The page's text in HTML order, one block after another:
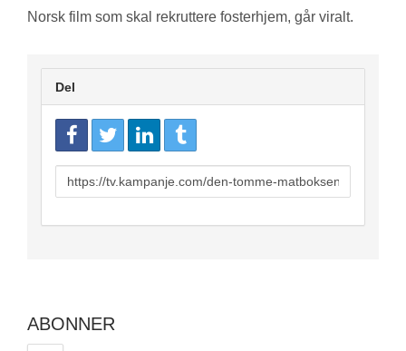
Norsk film som skal rekruttere fosterhjem, går viralt.
Del
URL
to
ABONNER